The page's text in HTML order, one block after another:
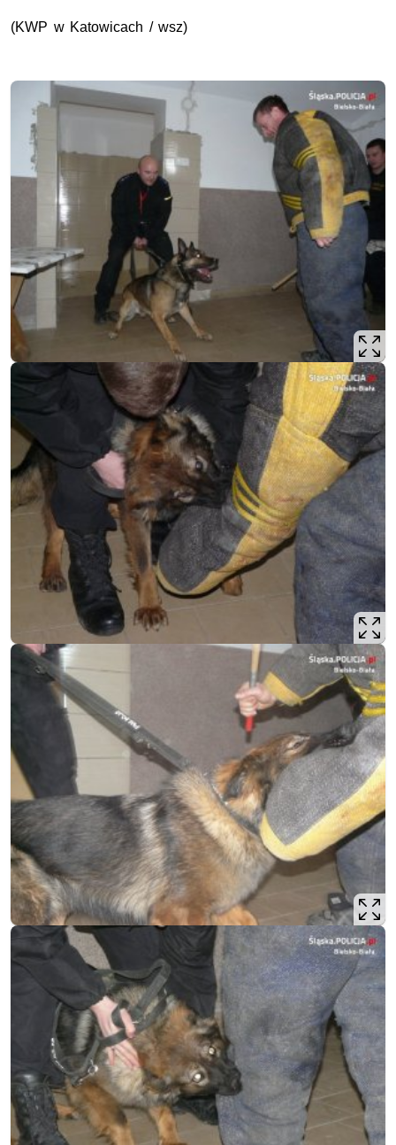
(KWP w Katowicach / wsz)